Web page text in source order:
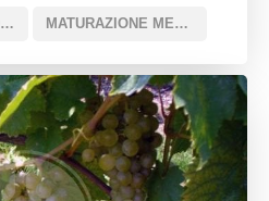
ESPOSIZIONE BUONA MATURAZIONE MEDIA